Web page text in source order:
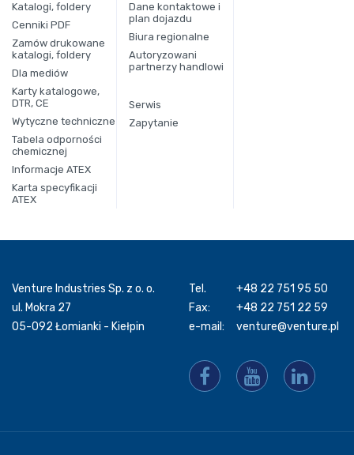
Katalogi, foldery
Cenniki PDF
Zamów drukowane
katalogi, foldery
Dla mediów
Karty katalogowe,
DTR, CE
Wytyczne techniczne
Tabela odporności
chemicznej
Informacje ATEX
Karta specyfikacji
ATEX
Dane kontaktowe i
plan dojazdu
Biura regionalne
Autoryzowani
partnerzy handlowi
Serwis
Zapytanie
Venture Industries Sp. z o. o.
ul. Mokra 27
05-092 Łomianki - Kiełpin
Tel.
+48 22 751 95 50
Fax:
+48 22 751 22 59
e-mail:
venture@venture.pl